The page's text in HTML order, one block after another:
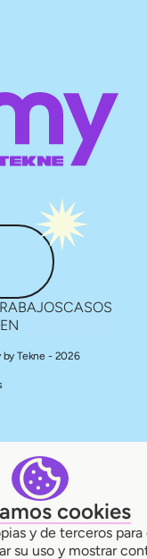
CASOS
EN
by Tekne - 2026
cookies
y de terceros
su uso y mostrar